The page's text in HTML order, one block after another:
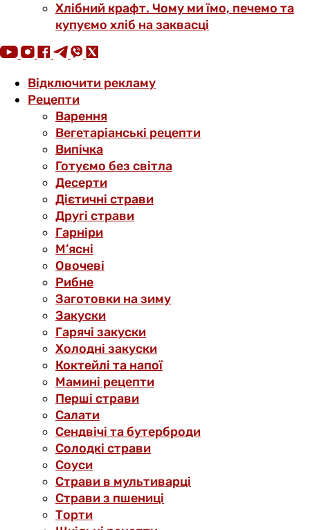
Хлібний крафт. Чому ми їмо, печемо та
купуємо хліб на заквасці
Відключити рекламу
Рецепти
Варення
Вегетаріанські рецепти
Випічка
Готуємо без світла
Десерти
Дієтичні страви
Другі страви
Гарніри
М’ясні
Овочеві
Рибне
Заготовки на зиму
Закуски
Гарячі закуски
Холодні закуски
Коктейлі та напої
Мамині рецепти
Перші страви
Салати
Сендвічі та бутерброди
Солодкі страви
Соуси
Страви в мультиварці
Страви з пшениці
Торти